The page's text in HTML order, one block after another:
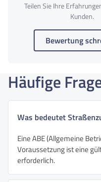
Teilen Sie Ihre
Kunden.
Bewertung
Häufige
Was bedeutet
Eine ABE (Allgemeine
Voraussetzung ist eine
erforderlich.